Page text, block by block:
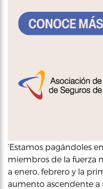
‘Estamos pagándoles
miembros de la fuerza
a enero, febrero y la
aumento ascendente a